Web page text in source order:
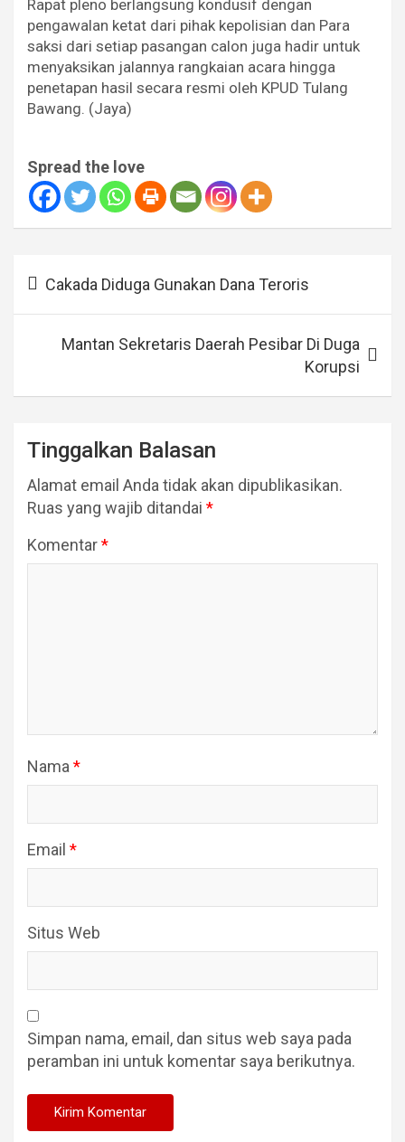
Rapat pleno berlangsung kondusif dengan
pengawalan ketat dari pihak kepolisian dan Para
saksi dari setiap pasangan calon juga hadir untuk
menyaksikan jalannya rangkaian acara hingga
penetapan hasil secara resmi oleh KPUD Tulang
Bawang. (Jaya)
Spread the love
posCakada Diduga Gunakan Dana Teroris
Mantan Sekretaris Daerah Pesibar Di Duga
Korupsi
Tinggalkan Balasan
Alamat email Anda tidak akan dipublikasikan.
Ruas yang wajib ditandai *
Komentar*
Nama *
Email *
Situs Web
Simpan nama, email, dan situs web saya pada
peramban ini untuk komentar saya berikutnya.